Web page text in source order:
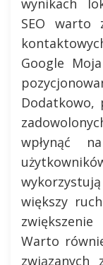
wynikach
SEO warto
Google
Dodatkowo,
wpłynąć
większy
Warto
związanych